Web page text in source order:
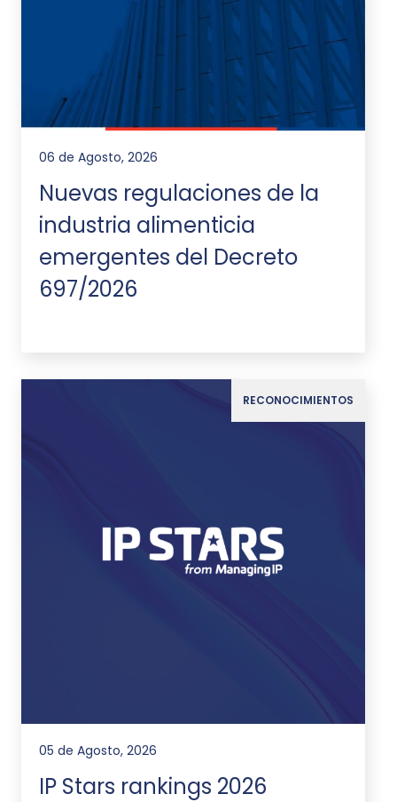
06 de Agosto, 2026
Nuevas regulaciones de la
industria alimenticia
emergentes del Decreto
697/2026
RECONOCIMIENTOS
05 de Agosto, 2026
IP Stars rankings 2026